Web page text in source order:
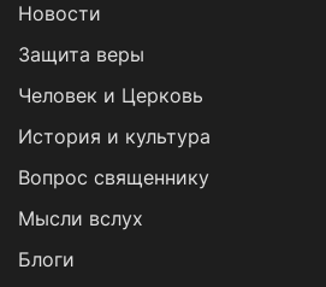
Новости
Защита веры
Человек и Церковь
История и культура
Вопрос священнику
Мысли вслух
Блоги